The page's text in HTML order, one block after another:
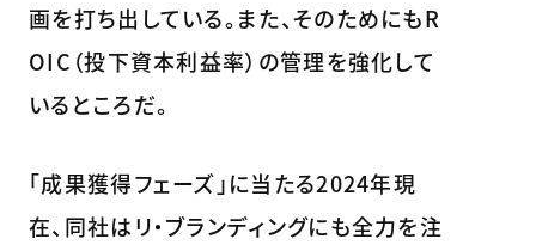
画を打ち出している。また、そのためにもR
OIC（投下資本利益率）の管理を強化して
いるところだ。
「成果獲得フェーズ」に当たる2024年現
在、同社はリ・ブランディングにも全力を注